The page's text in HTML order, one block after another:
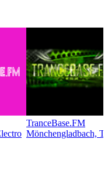
TranceBase.FM
Mönchengladbach,